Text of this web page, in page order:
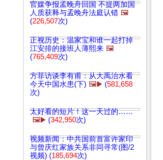
官媒争报孟晚舟回国 不提两加国
人质获释与孟晚舟法庭认错 🖼️
(226,507次)
正视历史：温家宝和谁一起打掉
江安排的接班人薄熙来 🖼️
(765,409次)
方菲访谈李有甫：从大禹治水看
今天中国水患(下) 🖼️▶️ (581,658
次)
太好看的短片！这一天过的……
🖼️▶️ (342,950次)
视频新闻：中共国前首富许家印
与曾庆红家族关系非同寻常(图/2
视频) (185,694次)